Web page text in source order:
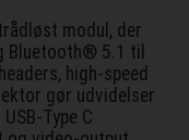
modul, der
Bluetooth® 5.1 til
high-speed
gør udvidelser
Type C